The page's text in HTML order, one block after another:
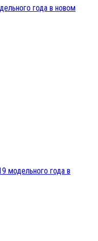
года в новом
модельного года в